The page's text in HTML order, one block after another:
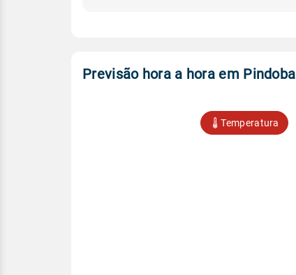
Previsão hora a hora em Pindoba
Temperatura